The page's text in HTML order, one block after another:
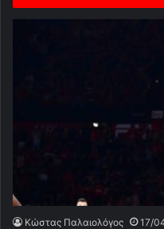
Κώστας Παλαιολόγος 17/